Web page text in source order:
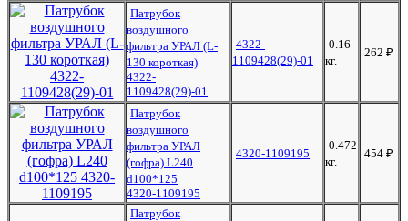
Патрубок
воздушного
фильтра УРАЛ (L-
130 короткая)
4322-
1109428(29)-01
4322-
1109428(29)-01
0.16
кг.
262 ₽
Патрубок
воздушного
фильтра УРАЛ
(гофра) L240
d100*125
4320-1109195
4320-1109195
0.472
кг.
454 ₽
Патрубок